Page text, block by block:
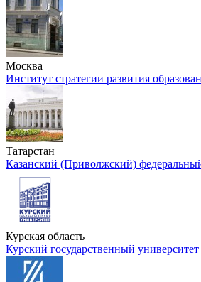
Москва
Институт стратегии развития
Татарстан
Казанский (Приволжский)
Курская область
Курский государственный университет